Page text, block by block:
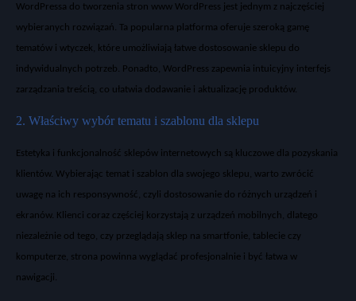
WordPressa do tworzenia stron www WordPress jest jednym z najczęściej
wybieranych rozwiązań. Ta popularna platforma oferuje szeroką gamę
tematów i wtyczek, które umożliwiają łatwe dostosowanie sklepu do
indywidualnych potrzeb. Ponadto, WordPress zapewnia intuicyjny interfejs
zarządzania treścią, co ułatwia dodawanie i aktualizację produktów.
2. Właściwy wybór tematu i szablonu dla sklepu
Estetyka i funkcjonalność sklepów internetowych są kluczowe dla pozyskania
klientów. Wybierając temat i szablon dla swojego sklepu, warto zwrócić
uwagę na ich responsywność, czyli dostosowanie do różnych urządzeń i
ekranów. Klienci coraz częściej korzystają z urządzeń mobilnych, dlatego
niezależnie od tego, czy przeglądają sklep na smartfonie, tablecie czy
komputerze, strona powinna wyglądać profesjonalnie i być łatwa w
nawigacji.